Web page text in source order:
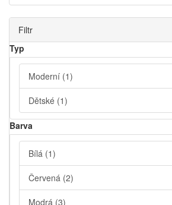
Filtr
Typ
Moderní (1)
Dětské (1)
Barva
Bílá (1)
Červená (2)
Modrá (3)